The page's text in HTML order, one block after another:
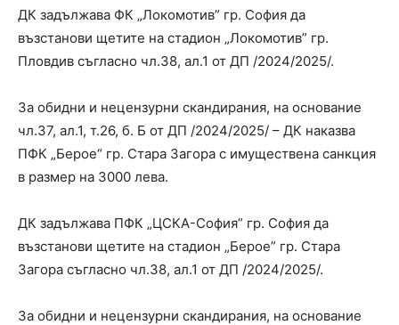
ДК задължава ФК „Локомотив” гр. София да
възстанови щетите на стадион „Локомотив” гр.
Пловдив съгласно чл.38, ал.1 от ДП /2024/2025/.
За обидни и нецензурни скандирания, на основание
чл.37, ал.1, т.26, б. Б от ДП /2024/2025/ – ДК наказва
ПФК „Берое“ гр. Стара Загора с имуществена санкция
в размер на 3000 лева.
ДК задължава ПФК „ЦСКА-София” гр. София да
възстанови щетите на стадион „Берое” гр. Стара
Загора съгласно чл.38, ал.1 от ДП /2024/2025/.
За обидни и нецензурни скандирания, на основание